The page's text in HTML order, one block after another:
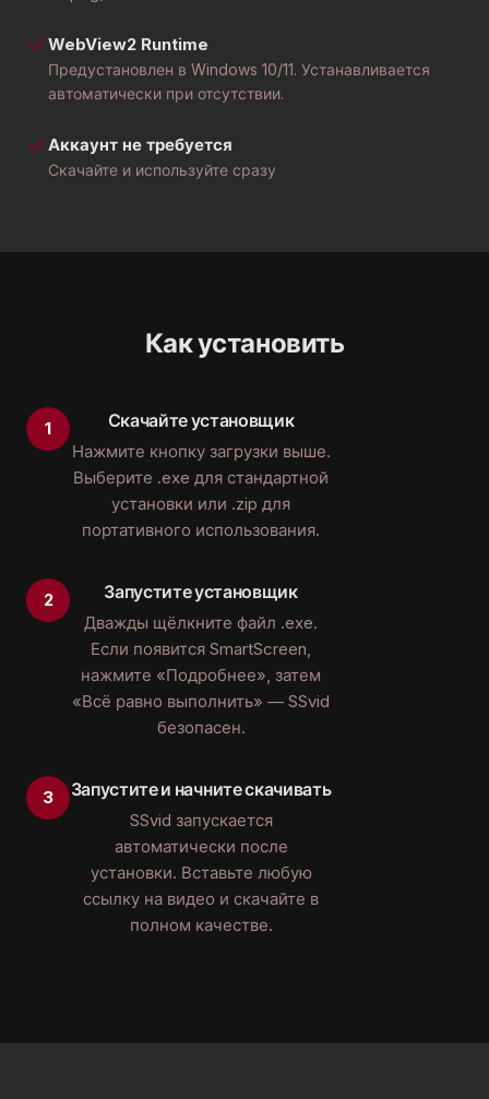
WebView2 Runtime
Предустановлен в Windows 10/11. Устанавливается
автоматически при отсутствии.
Аккаунт не требуется
Скачайте и используйте сразу
Как установить
Скачайте установщик
Нажмите кнопку загрузки выше.
Выберите .exe для стандартной
установки или .zip для
портативного использования.
Запустите установщик
Дважды щёлкните файл .exe.
Если появится SmartScreen,
нажмите «Подробнее», затем
«Всё равно выполнить» — SSvid
безопасен.
Запустите и начните скачивать
SSvid запускается
автоматически после
установки. Вставьте любую
ссылку на видео и скачайте в
полном качестве.